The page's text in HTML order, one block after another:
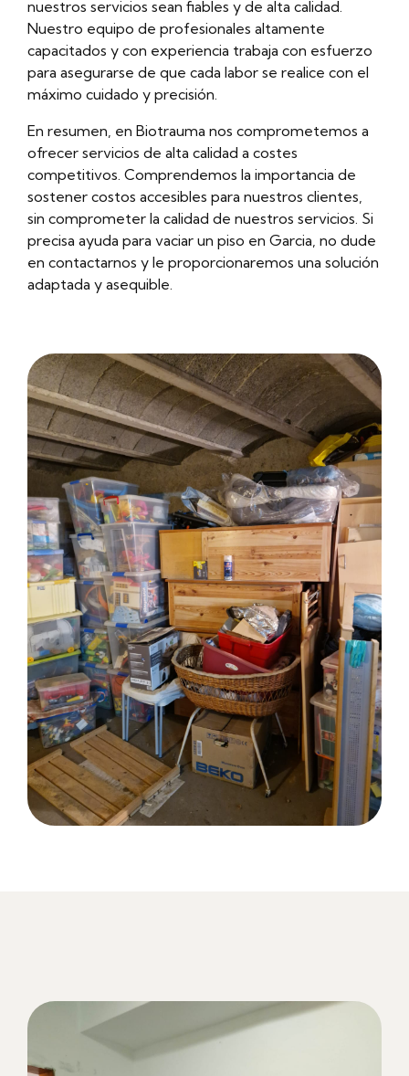
nuestros servicios sean fiables y de alta calidad.
Nuestro equipo de profesionales altamente
capacitados y con experiencia trabaja con esfuerzo
para asegurarse de que cada labor se realice con el
máximo cuidado y precisión.
En resumen, en Biotrauma nos comprometemos a
ofrecer servicios de alta calidad a costes
competitivos. Comprendemos la importancia de
sostener costos accesibles para nuestros clientes,
sin comprometer la calidad de nuestros servicios. Si
precisa ayuda para vaciar un piso en Garcia, no dude
en contactarnos y le proporcionaremos una solución
adaptada y asequible.